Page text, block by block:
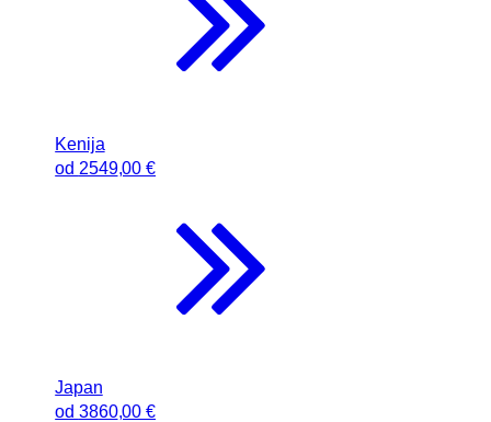
Kenija
od 2549,00 €
Japan
od 3860,00 €